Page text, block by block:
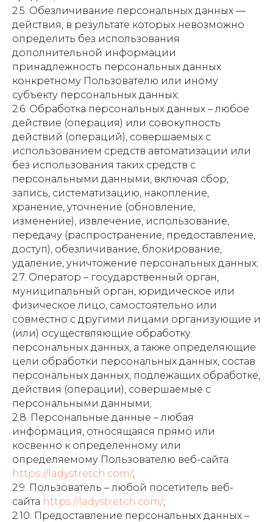
2.5. Обезличивание персональных данных —
действия, в результате которых невозможно
определить без использования
дополнительной информации
принадлежность персональных данных
конкретному Пользователю или иному
субъекту персональных данных;
2.6. Обработка персональных данных – любое
действие (операция) или совокупность
действий (операций), совершаемых с
использованием средств автоматизации или
без использования таких средств с
персональными данными, включая сбор,
запись, систематизацию, накопление,
хранение, уточнение (обновление,
изменение), извлечение, использование,
передачу (распространение, предоставление,
доступ), обезличивание, блокирование,
удаление, уничтожение персональных данных;
2.7. Оператор – государственный орган,
муниципальный орган, юридическое или
физическое лицо, самостоятельно или
совместно с другими лицами организующие и
(или) осуществляющие обработку
персональных данных, а также определяющие
цели обработки персональных данных, состав
персональных данных, подлежащих обработке,
действия (операции), совершаемые с
персональными данными;
2.8. Персональные данные – любая
информация, относящаяся прямо или
косвенно к определенному или
определяемому Пользователю веб-сайта
https://ladystretch.com/;
2.9. Пользователь – любой посетитель веб-
сайта https://ladystretch.com/;
2.10. Предоставление персональных данных –